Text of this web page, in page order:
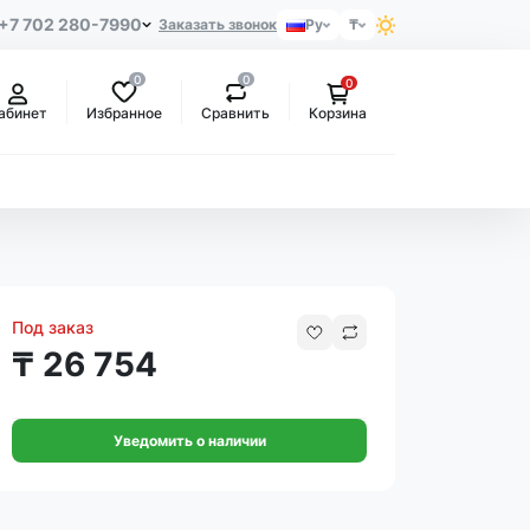
702 280-7990 Заказать звонок Ру ₸
0
Избранное
0
Сравнить
0
Корзина
Под заказ
₸ 26 754
Уведомить о наличии